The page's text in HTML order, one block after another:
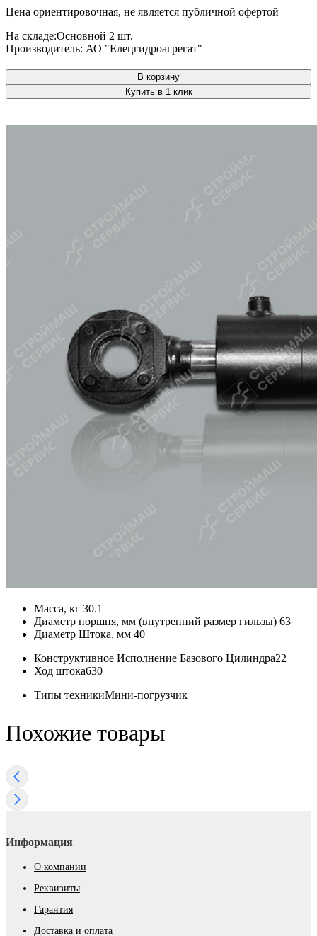
Цена ориентировочная, не является публичной офертой
На складе:Основной 2 шт.
Производитель: АО "Елецгидроагрегат"
В корзину
Купить в 1 клик
Масса, кг 30.1
Диаметр поршня, мм (внутренний размер гильзы) 63
Диаметр Штока, мм 40
Конструктивное Исполнение Базового Цилиндра22
Ход штока630
Типы техникиМини-погрузчик
Похожие товары
Информация
О компании
Реквизиты
Гарантия
Доставка и оплата